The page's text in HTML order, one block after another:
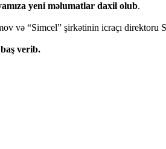
yeni məlumatlar daxil olub.
və “Simcel” şirkətinin icraçı direktoru
verib.